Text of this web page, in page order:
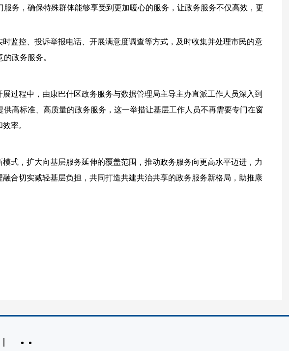
务，确保特殊群体能够享受到更加暖心的服务，让政务服务不仅高效，更
控、投诉举报电话、开展满意度调查等方式，及时收集并处理市民的意
政务服务。
程中，由康巴什区政务服务与数据管理局主导主办直派工作人员深入到
高标准、高质量的政务服务，这一举措让基层工作人员不再需要专门在窗
率。
，扩大向基层服务延伸的覆盖范围，推动政务服务向更高水平迈进，力
合切实减轻基层负担，共同打造共建共治共享的政务服务新格局，助推康